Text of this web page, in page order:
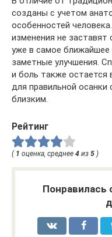
созданы с учетом
особенностей
изменения не
уже в самое ближайшее
заметные улучшения.
и боль также остается
для правильной
близким.
Рейтинг
( 1 оценка, среднее 4 из 5 )
Понравилась